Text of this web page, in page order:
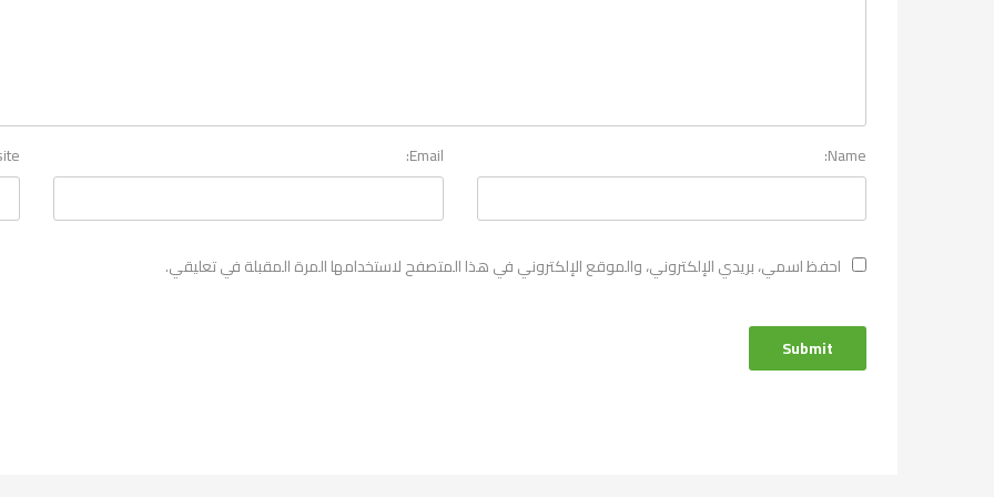
Name:
Email:
احفظ اسمي، بريدي الإلكتروني، والموقع الإلكتروني في هذا المتصفح لاستخدامها المرة المقبلة في تعليقي.